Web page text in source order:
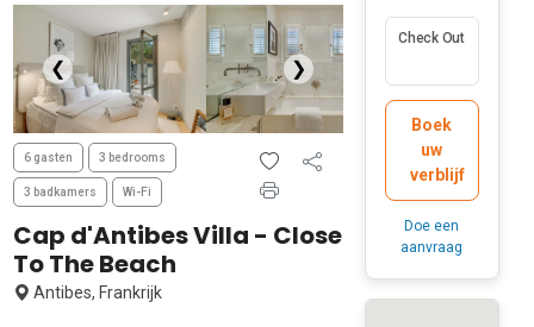
❮ ❯
6 gasten 3 bedrooms
3 badkamers Wi-Fi
Cap d'Antibes Villa - Close
To The Beach
Antibes, Frankrijk
Check Out
Boek
uw
verblijf
Doe een
aanvraag